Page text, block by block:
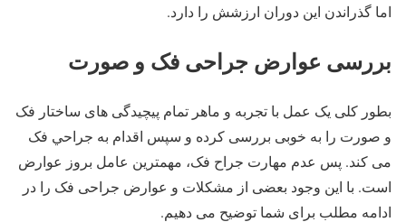
اما گذراندن این دوران ارزشش را دارد.
بررسی عوارض جراحی فک و صورت
بطور کلی یک عمل با تجربه و ماهر تمام پیچیدگی های ساختار فک
و صورت را به خوبی بررسی کرده و سپس اقدام به جراحي فک
می کند. پس عدم مهارت جراح فک، مهمترین عامل بروز عوارض
است. با این وجود بعضی از مشکلات و عوارض جراحی فک را در
ادامه مطلب برای شما توضیح می دهیم.